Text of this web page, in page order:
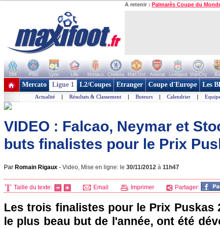
A retenir : Palmarès Coupe du
OM PSG Lyon Lille Monaco Chelsea Man Utd Arsenal Liverpool ManCity
+ de clubs
Mercato Ligue 1 L2/Coupes Etranger Coupe d'Europe Les
Actualité | Résultats & Classement | Buteurs | Calendrier |
VIDEO : Falcao, Neymar et
buts finalistes pour le Prix
Par Romain Rigaux - Video, Mise en ligne: le 30/11/2012 à 11h47
Taille du texte: Email Imprimer Partager:
Les trois finalistes pour le Prix Puskas
le plus beau but de l'année, ont été